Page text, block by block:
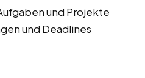
und Projekte
und Deadlines